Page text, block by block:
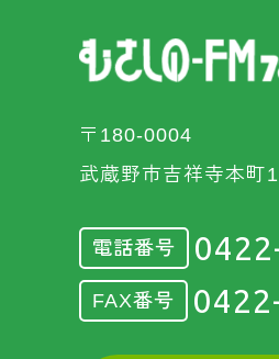
〒180-0004
武蔵野市吉祥寺本町
電話番号
FAX番号